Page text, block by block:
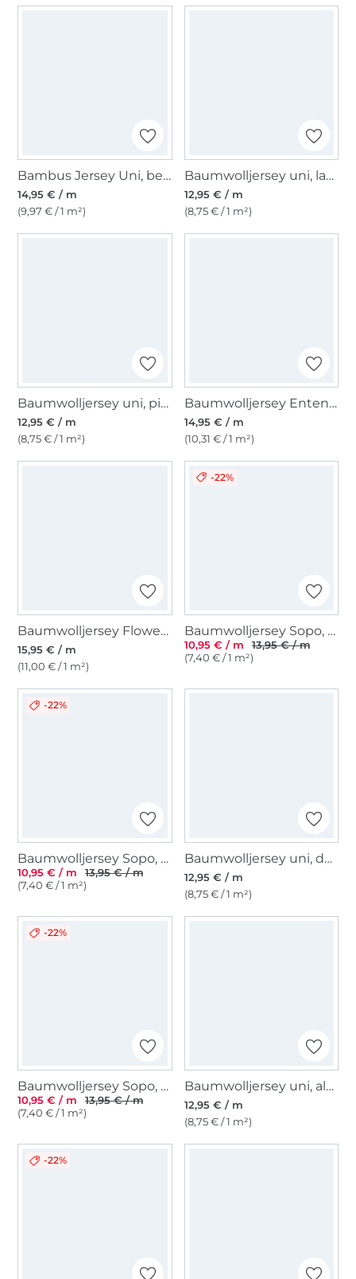
Bambus Jersey Uni, beere
14,95 € / m
(9,97 € / 1 m²)
Baumwolljersey uni, laubgrün
12,95 € / m
(8,75 € / 1 m²)
Baumwolljersey uni, pink
12,95 € / m
(8,75 € / 1 m²)
Baumwolljersey Enten, malve
14,95 € / m
(10,31 € / 1 m²)
Baumwolljersey Flower Rain, wollweiß
15,95 € / m
(11,00 € / 1 m²)
-22%
Baumwolljersey Sopo, braun
10,95 € / m
13,95 € / m
(7,40 € / 1 m²)
-22%
Baumwolljersey Sopo, aquablau
10,95 € / m
13,95 € / m
(7,40 € / 1 m²)
Baumwolljersey uni, dunkelbeere
12,95 € / m
(8,75 € / 1 m²)
-22%
Baumwolljersey Sopo, flieder
10,95 € / m
13,95 € / m
(7,40 € / 1 m²)
Baumwolljersey uni, altrosé
12,95 € / m
(8,75 € / 1 m²)
-22%